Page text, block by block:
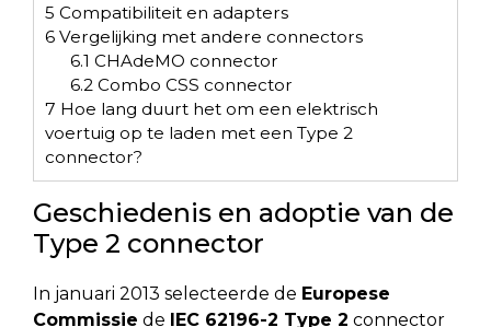
5 Compatibiliteit en adapters
6 Vergelijking met andere connectors
6.1 CHAdeMO connector
6.2Combo CSS connector
7 Hoe lang duurt het om een elektrisch
voertuig op te laden met een Type 2
connector?
Geschiedenis en adoptie van de
Type 2 connector
In januari 2013 selecteerde de Europese
Commissie de IEC 62196-2 Type 2 connector